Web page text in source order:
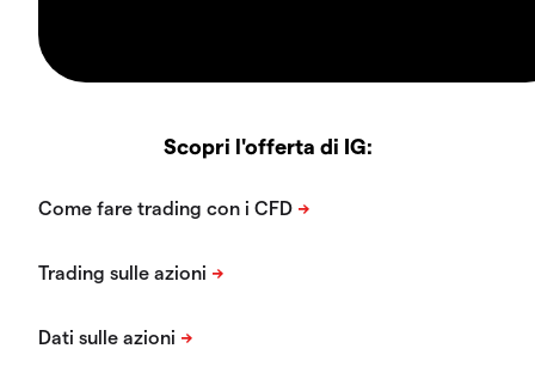
Scopri l'offerta di IG: